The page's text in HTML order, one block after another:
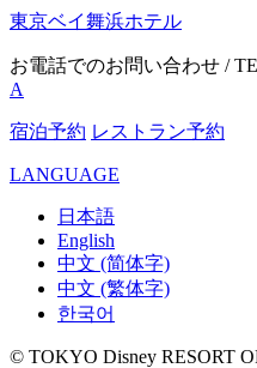
東京ベイ舞浜ホテル
お電話でのお問い合わせ /
A
宿泊予約 レストラン予約
LANGUAGE
日本語
English
中文 (简体字)
中文 (繁体字)
한국어
© TOKYO Disney RESORT